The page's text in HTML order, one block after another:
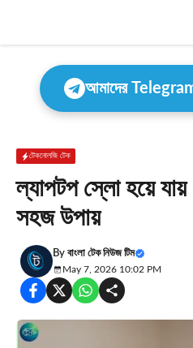
Menu
আমাদের
টেকনোলজি টেক
ল্যাপটপ স্লো হয়ে যায়
সহজ উপায়
By বাংলা টেক নিউজ টিম
May 7, 2026 10:02 PM